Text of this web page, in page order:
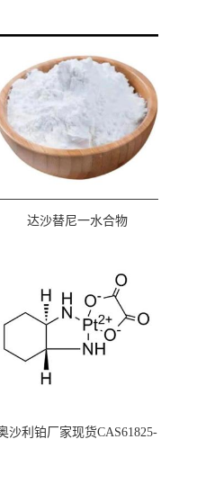
达沙替尼一水合物
沙利铂厂家现货CAS61825-